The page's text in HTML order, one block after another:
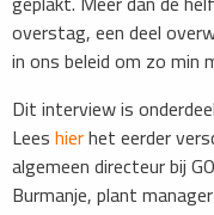
overstag, een deel
in ons beleid om zo min
Dit interview is
Leeshierhet eerder
algemeen directeur bij
Burmanje, plant